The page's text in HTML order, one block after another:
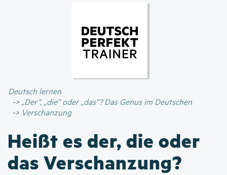
Inhalt
Deutsch lernen
„Der”, „die” oder „das”? Das Genus im Deutschen
Verschanzung
Heißt es der, die oder
das Verschanzung?